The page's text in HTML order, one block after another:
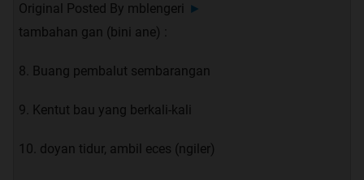
Original Posted By mblengeri ►
tambahan gan (bini ane) :
8. Buang pembalut sembarangan
9. Kentut bau yang berkali-kali
10. doyan tidur, ambil eces (ngiler)